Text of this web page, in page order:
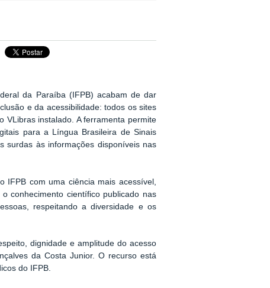
da Paraíba (IFPB) acabam de dar
e da acessibilidade: todos os sites
VLibras instalado. A ferramenta permite
para a Língua Brasileira de Sinais
surdas às informações disponíveis nas
IFPB com uma ciência mais acessível,
conhecimento científico publicado nas
respeitando a diversidade e os
dignidade e amplitude do acesso
da Costa Junior. O recurso está
do IFPB.